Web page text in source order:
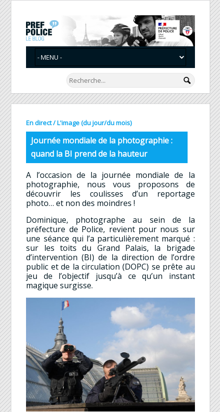
En direct/L'image (du jour/du mois)
Journée mondiale de la photographie :
quand la BI prend de la hauteur
A l’occasion de la journée mondiale de la
photographie, nous vous proposons de
découvrir les coulisses d’un reportage
photo… et non des moindres !
Dominique, photographe au sein de la
préfecture de Police, revient pour nous sur
une séance qui l’a particulièrement marqué :
sur les toits du Grand Palais, la brigade
d’intervention (BI) de la direction de l’ordre
public et de la circulation (DOPC) se prête au
jeu de l’objectif jusqu’à ce qu’un instant
magique surgisse.